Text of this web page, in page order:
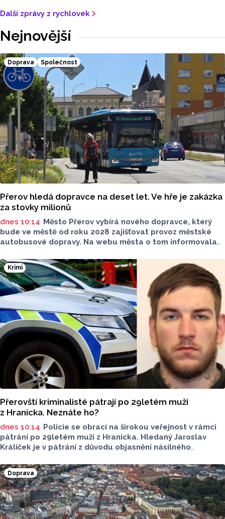
Další zprávy z rychlovek
Nejnovější
Doprava Společnost
Přerov hledá dopravce na deset let. Ve hře je zakázka
za stovky milionů
dnes 10:14 Město Přerov vybírá nového dopravce, který
bude ve městě od roku 2028 zajišťovat provoz městské
autobusové dopravy. Na webu města o tom informovala
zakázky, podle ní, na srpnové schůzi rozhodli radní.
Smlouvu s novým dopravcem chce město uzavřít na deset
let.
Krimi
Přerovští kriminalisté pátrají po 29letém muži
z Hranicka. Neznáte ho?
dnes 10:14 Policie se obrací na širokou veřejnost v rámci
pátrání po 29letém muži z Hranicka. Hledaný Jaroslav
Králíček je v pátrání z důvodu objasnění násilného
nebezpečný.
Doprava